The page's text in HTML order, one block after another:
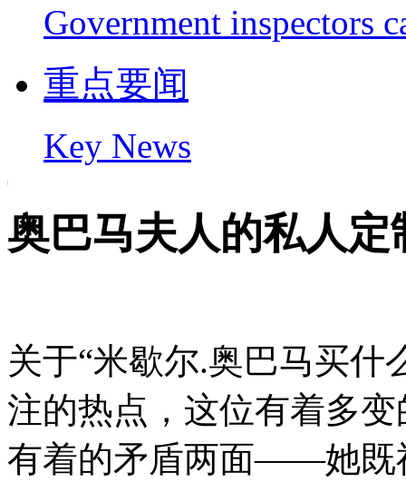
Government inspectors
重点要闻
Key News
奥巴马夫人的私人
关于“米歇尔.奥巴马买什
注的热点，这位有着多
有着的矛盾两面——她既